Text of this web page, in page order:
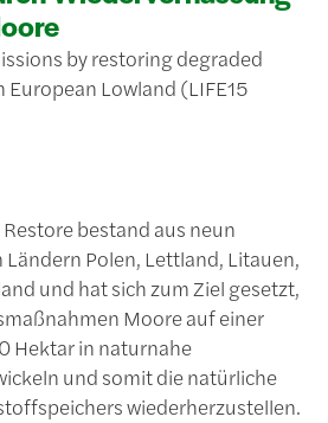
by restoring degraded
Lowland (LIFE15
bestand aus neun
Polen, Lettland, Litauen,
und hat sich zum Ziel gesetzt,
Moore auf einer
Hektar in naturnahe
und somit die natürliche
wiederherzustellen.